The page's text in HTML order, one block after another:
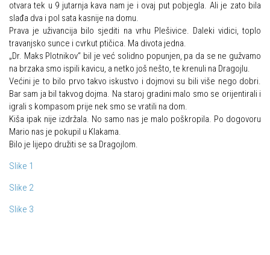
Obiteljska
Plan izleta Obiteljske sekcije za 2026. godinu
Izleti
Izvješća s izleta Obiteljske sekcije
Pruži mi ruku – OSI
OSI Novosti
Izvješća s izleta OSI
Visokogorci
Speleološka škola HPD Željezničar
Obilaznice
Gojzerica
Špiljama Lijepe Naše
Hrvatske planinarske kuće
50 vrhova za 50 godina društva
Od vrha do vrha
otvara tek u 9 jutarnja kava nam je i ovaj put pobjegla. Ali je zato bila
slađa dva i pol sata kasnije na domu.
Prava je uživancija bilo sjediti na vrhu Plešivice. Daleki vidici, toplo
travanjsko sunce i cvrkut ptičica. Ma divota jedna.
„Dr. Maks Plotnikov“ bil je već solidno popunjen, pa da se ne gužvamo
na brzaka smo ispili kavicu, a netko još nešto, te krenuli na Dragojlu.
Većini je to bilo prvo takvo iskustvo i dojmovi su bili više nego dobri.
Bar sam ja bil takvog dojma. Na staroj gradini malo smo se orijentirali i
igrali s kompasom prije nek smo se vratili na dom.
Kiša ipak nije izdržala. No samo nas je malo poškropila. Po dogovoru
Mario nas je pokupil u Klakama.
Bilo je lijepo družiti se sa Dragojlom.
Slike 1
Slike 2
Slike 3